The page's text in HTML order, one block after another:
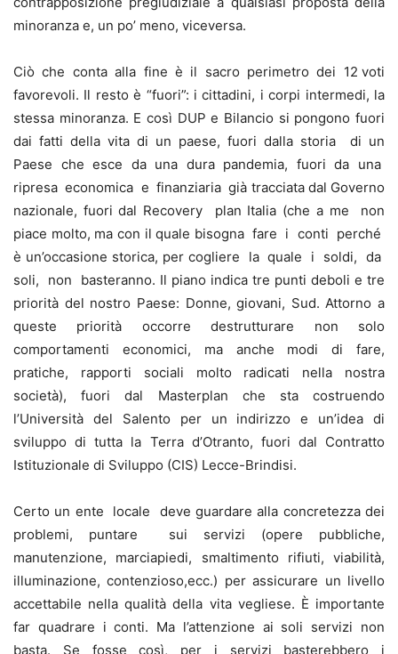
minoranza e, un po’ meno, viceversa.
Ciò che conta alla fine è il sacro perimetro dei 12 voti
favorevoli. Il resto è “fuori”: i cittadini, i corpi intermedi, la
stessa minoranza. E così DUP e Bilancio si pongono fuori
dai fatti della vita di un paese, fuori dalla storia di un
Paese che esce da una dura pandemia, fuori da una
ripresa economica e finanziaria già tracciata dal Governo
nazionale, fuori dal Recovery plan Italia (che a me non
piace molto, ma con il quale bisogna fare i conti perché
è un’occasione storica, per cogliere la quale i soldi, da
soli, non basteranno. Il piano indica tre punti deboli e tre
priorità del nostro Paese: Donne, giovani, Sud. Attorno a
queste priorità occorre destrutturare non solo
comportamenti economici, ma anche modi di fare,
pratiche, rapporti sociali molto radicati nella nostra
società), fuori dal Masterplan che sta costruendo
l’Università del Salento per un indirizzo e un’idea di
sviluppo di tutta la Terra d’Otranto, fuori dal Contratto
Istituzionale di Sviluppo (CIS) Lecce-Brindisi.
Certo un ente locale deve guardare alla concretezza dei
problemi, puntare sui servizi (opere pubbliche,
manutenzione, marciapiedi, smaltimento rifiuti, viabilità,
illuminazione, contenzioso,ecc.) per assicurare un livello
accettabile nella qualità della vita vegliese. È importante
far quadrare i conti. Ma l’attenzione ai soli servizi non
basta. Se fosse così, per i servizi basterebbero i